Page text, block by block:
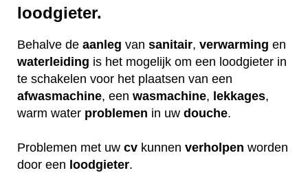
loodgieter.
Behalve de aanleg van sanitair, verwarming en
waterleiding is het mogelijk om een loodgieter in
te schakelen voor het plaatsen van een
afwasmachine, een wasmachine, lekkages,
warm water problemen in uw douche.
Problemen met uw cv kunnen verholpen worden
door een loodgieter.